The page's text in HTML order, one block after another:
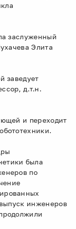
заслуженный
Элита
заведует
д.т.н.
и переходит
была
по
инженеров